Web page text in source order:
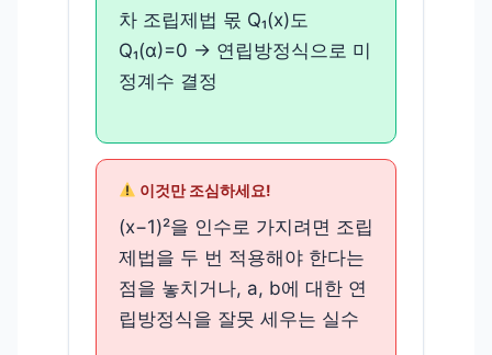
차 조립제법 몫 Q₁(x)도
Q₁(α)=0 → 연립방정식으로 미
정계수 결정
이것만 조심하세요!
(x−1)²을 인수로 가지려면 조립
제법을 두 번 적용해야 한다는
점을 놓치거나, a, b에 대한 연
립방정식을 잘못 세우는 실수